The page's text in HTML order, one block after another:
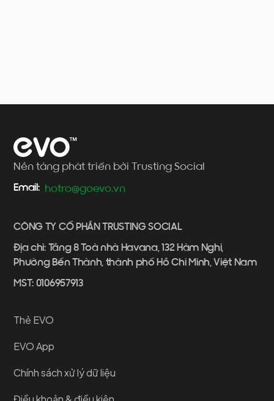
Nền tảng phát triển bởi Trusting Social
Email: hotro@goevo.vn
CÔNG TY CỔ PHẦN TRUSTING SOCIAL
Địa chỉ: Tầng 8 Toà nhà Havana, 132 Hàm Nghi,
Phường Bến Thành, thành phố Hồ Chí Minh, Việt Nam
MST: 0106957913
Thẻ EVO
EVO App
Chính sách xử lý dữ liệu